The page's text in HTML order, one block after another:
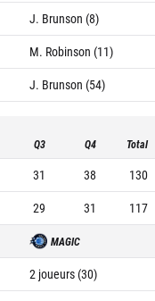
J. Brunson (8)
M. Robinson (11)
J. Brunson (54)
Q3 Q4 Total
31 38
130
29 31 117
MAGIC
2 joueurs (30)